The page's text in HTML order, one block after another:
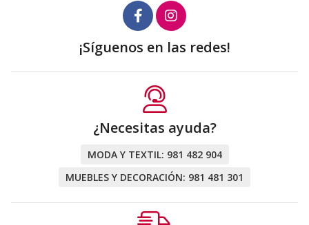
¡Síguenos en las redes!
¿Necesitas ayuda?
MODA Y TEXTIL: 981 482 904
MUEBLES Y DECORACIÓN: 981 481 301